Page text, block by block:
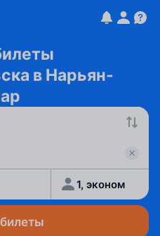
в Нарьян-
1, эконом